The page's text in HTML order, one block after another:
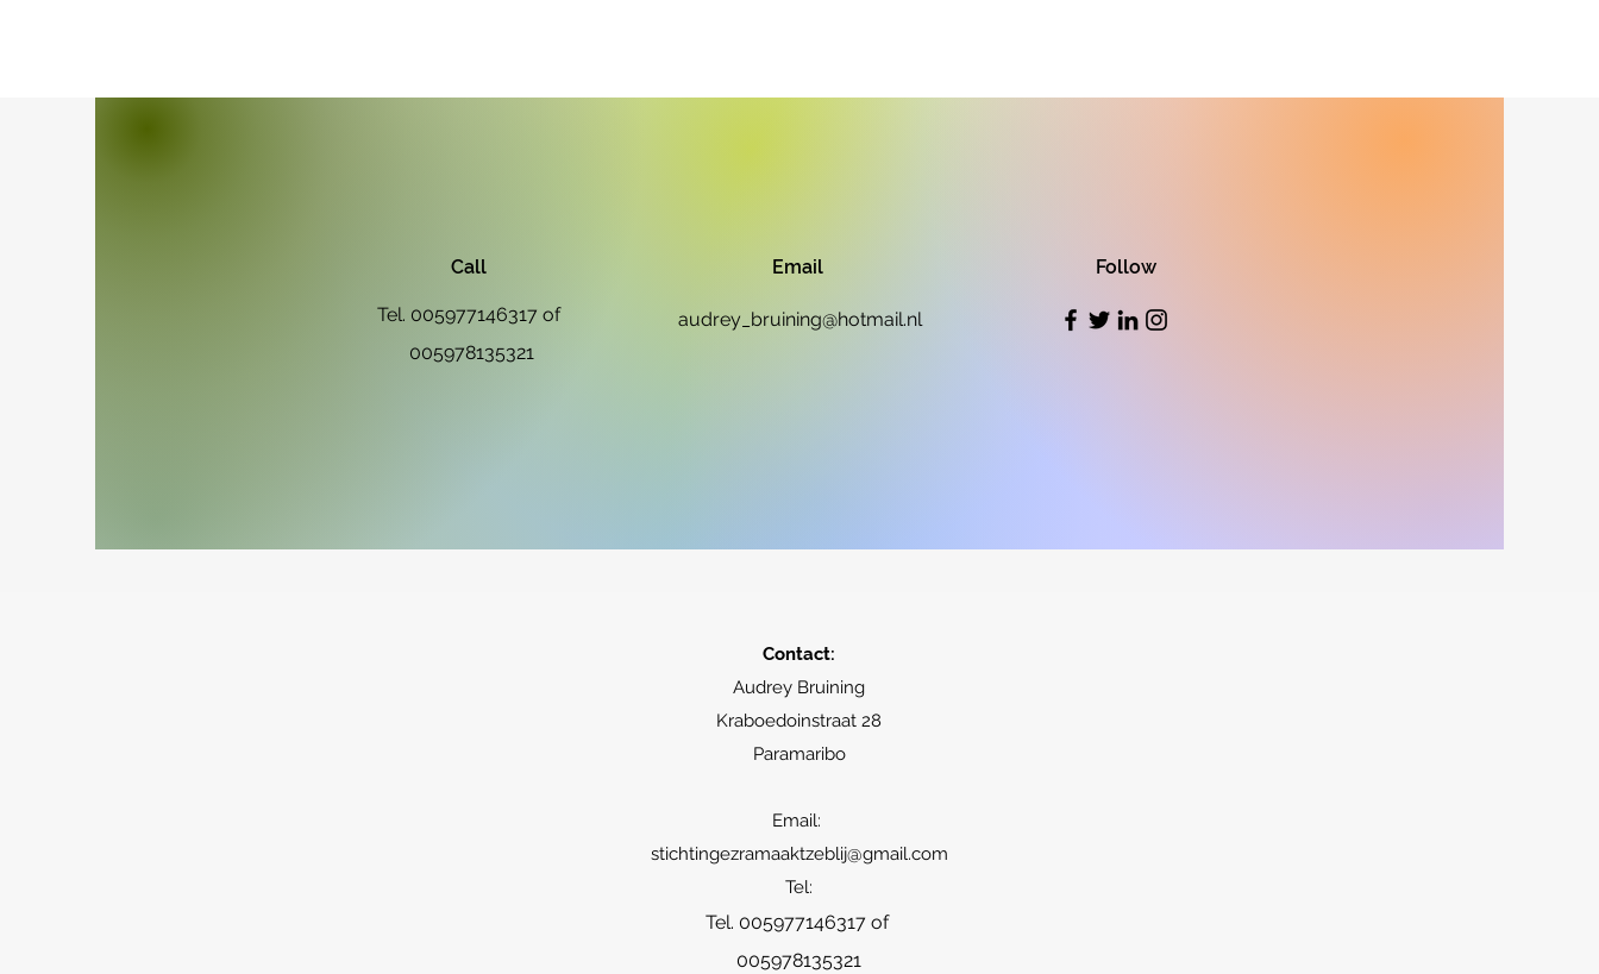
Call
Tel. 005977146317 of
005978135321
Email
audrey_bruining@hotmail.nl
Follow
Contact:
Audrey Bruining
Kraboedoinstraat 28
Paramaribo
Email:
stichtingezramaaktzeblij@gmail.com
Tel:
Tel. 005977146317 of
005978135321